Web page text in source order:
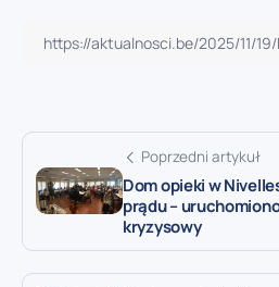
Poprzedni artykuł
Dom opieki w
prądu –
kryzysowy